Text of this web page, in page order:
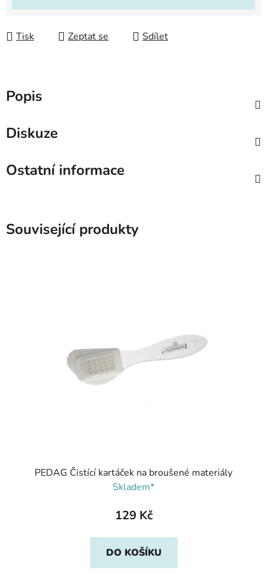
Tisk Zeptat se Sdílet
Popis
Diskuze
Ostatní informace
Související produkty
PEDAG Čistící kartáček na broušené materiály
Skladem*
129 Kč
DO KOŠÍKU